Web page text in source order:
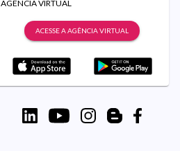
AGÊNCIA VIRTUAL
ACESSE A AGÊNCIA VIRTUAL